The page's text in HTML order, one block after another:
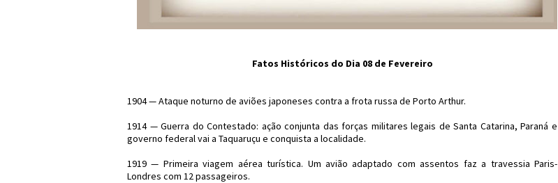
Fatos Históricos do Dia 08 de Fevereiro
1904 — Ataque noturno de aviões japoneses contra a frota russa de Porto Arthur.
1914 — Guerra do Contestado: ação conjunta das forças militares legais de Santa Catarina, Paraná e
governo federal vai a Taquaruçu e conquista a localidade.
1919 — Primeira viagem aérea turística. Um avião adaptado com assentos faz a travessia Paris-
Londres com 12 passageiros.